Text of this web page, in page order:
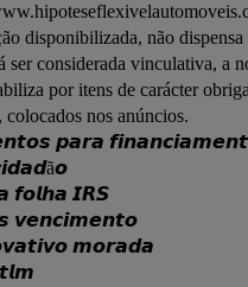
disponibilizada, não
ser considerada vinculativa, a
por itens de carácter
colocados nos anúncios.
𝙥𝙖𝙧𝙖
𝙛𝙤𝙡𝙝𝙖 𝙄𝙍𝙎
𝙫𝙚𝙣𝙘𝙞𝙢𝙚𝙣𝙩𝙤
𝙢𝙤𝙧𝙖𝙙𝙖